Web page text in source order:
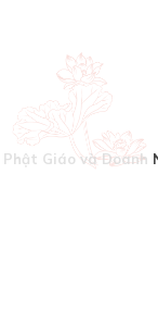
Phật Giáo và Doanh